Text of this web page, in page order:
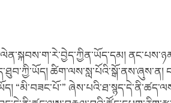
ཚིག་ལས་སླ་པོའི་སྒོ་ནས་ཞུས་ན།
“མི་བཟང་པོ་”